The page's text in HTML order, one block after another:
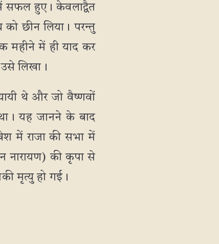
में सफल हुए। केवलाद्वैत
छीन लिया। परन्तु
महीने में ही याद कर
उसे लिखा।
थे और जो वैष्णवों
यह जानने के बाद
में राजा की सभा में
नारायण) की कृपा से
मृत्यु हो गई।